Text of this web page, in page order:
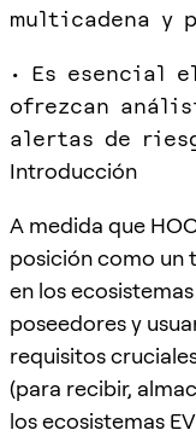
multicadena y
• Es esencial
ofrezcan
alertas de
Introducción
A medida que
posición como un
en los
poseedores y
requisitos
(para recibir,
los ecosistemas